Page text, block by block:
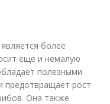
более
еще и немалую
полезными
предотвращает рост
Она также